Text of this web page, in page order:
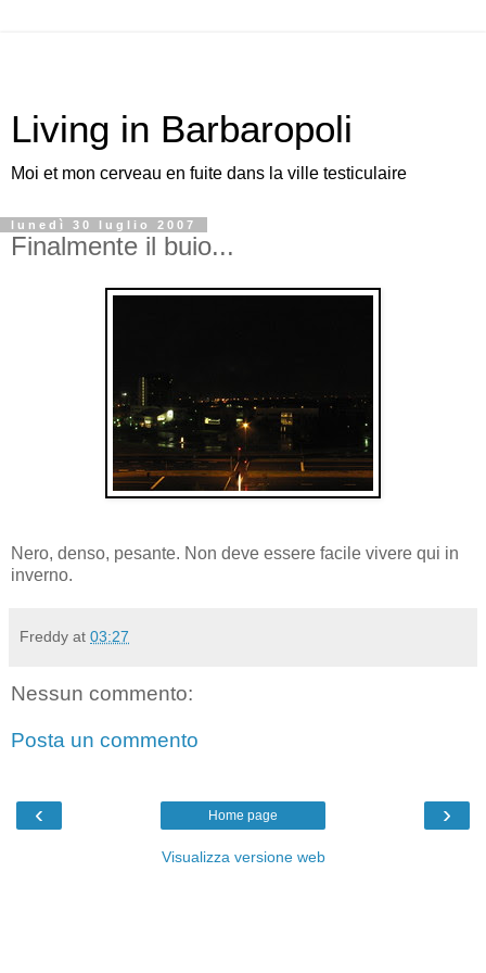
Living in Barbaropoli
Moi et mon cerveau en fuite dans la ville testiculaire
lunedì 30 luglio 2007
Finalmente il buio...
Nero, denso, pesante. Non deve essere facile vivere qui in
inverno.
Freddy at 03:27
Nessun commento:
Posta un commento
‹ ›
Home page
Visualizza versione web